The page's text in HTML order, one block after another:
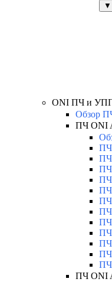
▼
ONI ПЧ и
Обзор
ПЧ ONI
ПЧ
ПЧ
ПЧ
ПЧ
ПЧ
ПЧ
ПЧ
ПЧ
ПЧ
ПЧ
ПЧ
ПЧ
ПЧ ONI